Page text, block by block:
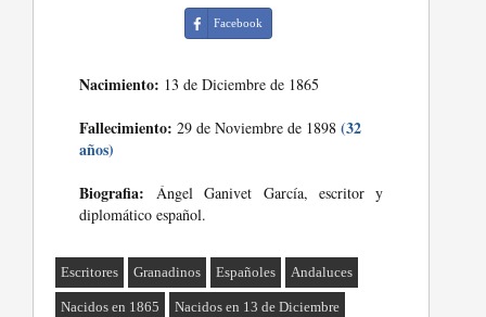
Facebook
Nacimiento: 13 de Diciembre de 1865
Fallecimiento: 29 de Noviembre de 1898(32
años)
Biografia: Ángel Ganivet García, escritor y
diplomático español.
Escritores Granadinos Españoles Andaluces
Nacidos en 1865 Nacidos en 13 de Diciembre